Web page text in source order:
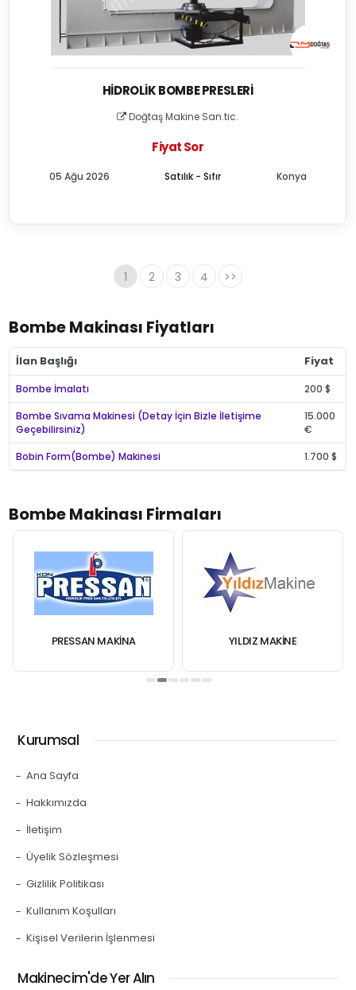
HIDROLIK BOMBE PRESLERI
Doğtaş Makine San.tic.
Fiyat Sor
Satılık - Sıfır
05 Ağu 2026 Konya
1 2 3 4 >>
Bombe Makinası Fiyatları
İlan Başlığı Fiyat
Bombe İmalatı
200 $
Bombe Sıvama Makinesi (Detay İçin Bizle İletişime
Geçebilirsiniz)
15.000
€
Bobin Form(Bombe) Makinesi
1.700 $
Bombe Makinası Firmaları
PRESSAN MAKİNA YILDIZ MAKINE
Kurumsal
Ana Sayfa
Hakkımızda
İletişim
Üyelik Sözleşmesi
Gizlilik Politikası
Kullanım Koşulları
Kişisel Verilerin İşlenmesi
Makinecim'de Yer Alın